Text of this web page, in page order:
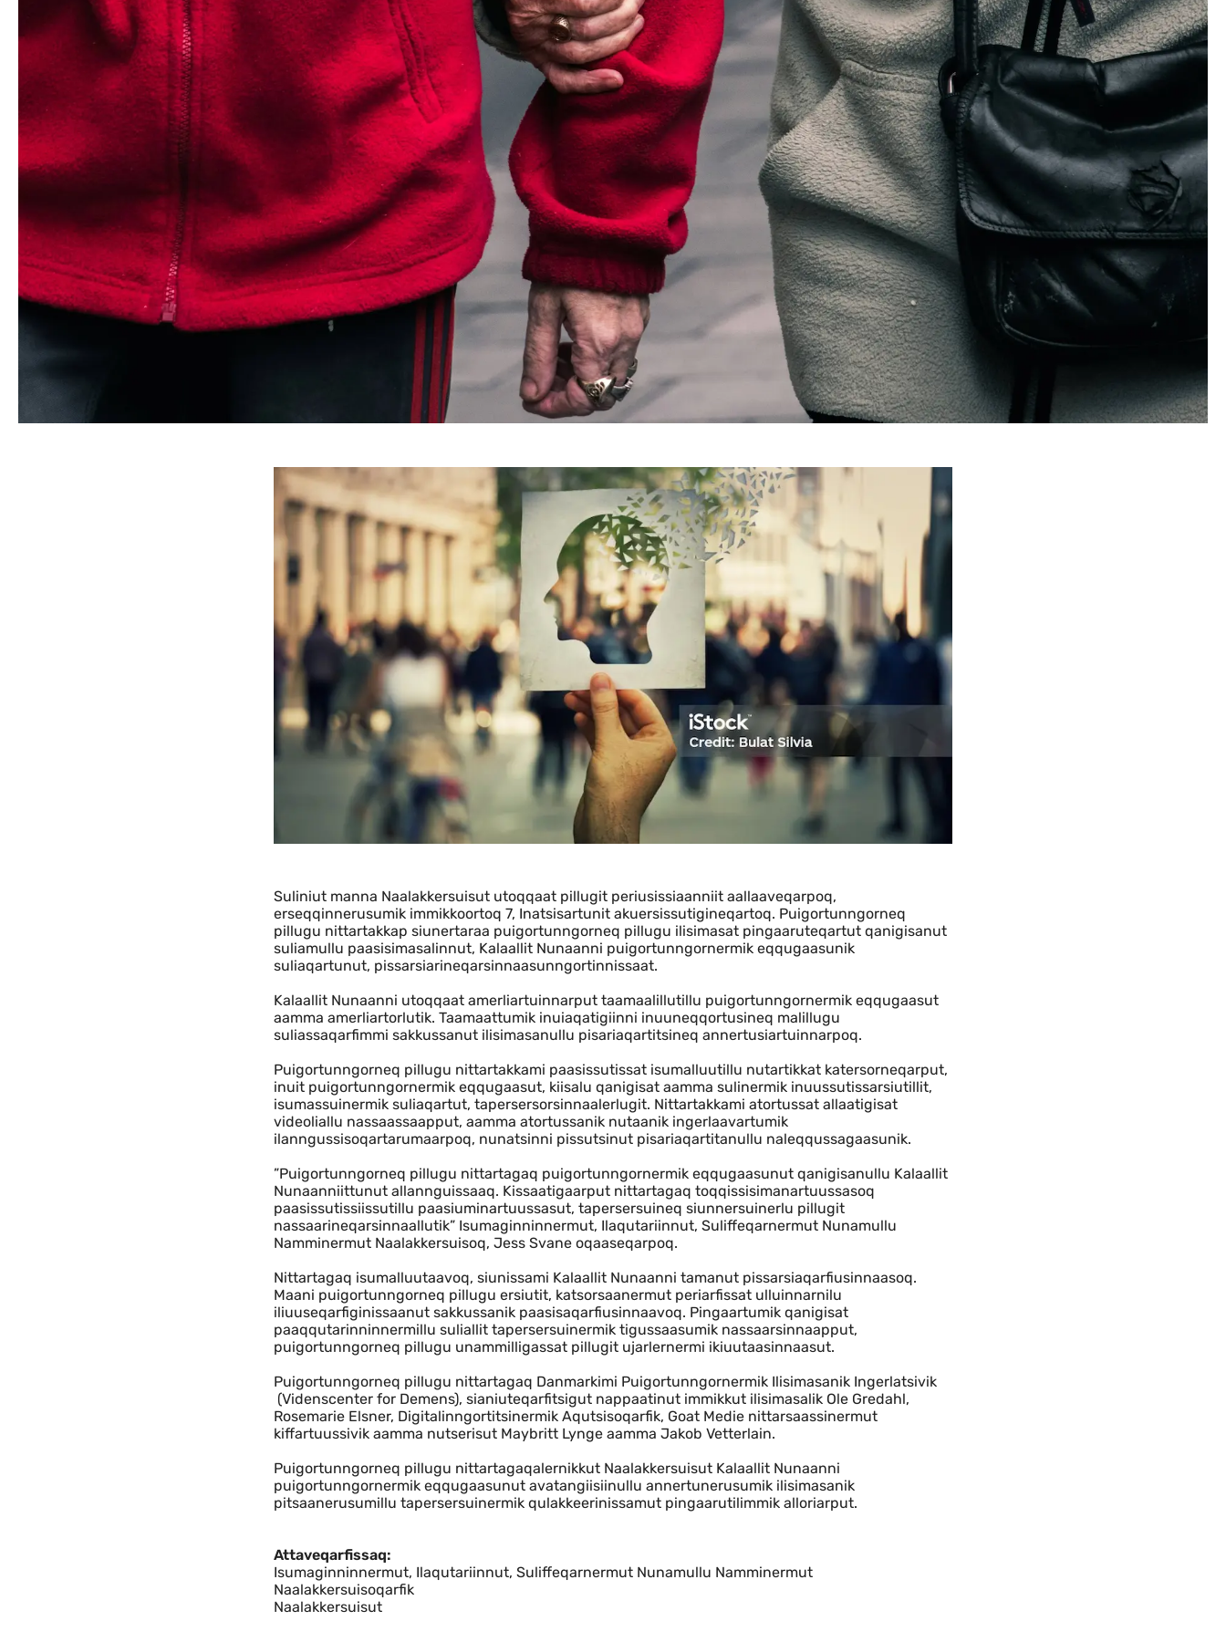
Suliniut manna Naalakkersuisut utoqqaat pillugit periusissiaanniit aallaaveqarpoq,
erseqqinnerusumik immikkoortoq 7, Inatsisartunit akuersissutigineqartoq. Puigortunngorneq
pillugu nittartakkap siunertaraa puigortunngorneq pillugu ilisimasat pingaaruteqartut qanigisanut
suliamullu paasisimasalinnut, Kalaallit Nunaanni puigortunngornermik eqqugaasunik
suliaqartunut, pissarsiarineqarsinnaasunngortinnissaat.
Kalaallit Nunaanni utoqqaat amerliartuinnarput taamaalillutillu puigortunngornermik eqqugaasut
aamma amerliartorlutik. Taamaattumik inuiaqatigiinni inuuneqqortusineq malillugu
suliassaqarfimmi sakkussanut ilisimasanullu pisariaqartitsineq annertusiartuinnarpoq.
Puigortunngorneq pillugu nittartakkami paasissutissat isumalluutillu nutartikkat katersorneqarput,
inuit puigortunngornermik eqqugaasut, kiisalu qanigisat aamma sulinermik inuussutissarsiutillit,
isumassuinermik suliaqartut, tapersersorsinnaalerlugit. Nittartakkami atortussat allaatigisat
videoliallu nassaassaapput, aamma atortussanik nutaanik ingerlaavartumik
ilanngussisoqartarumaarpoq, nunatsinni pissutsinut pisariaqartitanullu naleqqussagaasunik.
”Puigortunngorneq pillugu nittartagaq puigortunngornermik eqqugaasunut qanigisanullu Kalaallit
Nunaanniittunut allannguissaaq. Kissaatigaarput nittartagaq toqqissisimanartuussasoq
paasissutissiissutillu paasiuminartuussasut, tapersersuineq siunnersuinerlu pillugit
nassaarineqarsinnaallutik” Isumaginninnermut, Ilaqutariinnut, Suliffeqarnermut Nunamullu
Namminermut Naalakkersuisoq, Jess Svane oqaaseqarpoq.
Nittartagaq isumalluutaavoq, siunissami Kalaallit Nunaanni tamanut pissarsiaqarfiusinnaasoq.
Maani puigortunngorneq pillugu ersiutit, katsorsaanermut periarfissat ulluinnarnilu
iliuuseqarfiginissaanut sakkussanik paasisaqarfiusinnaavoq. Pingaartumik qanigisat
paaqqutarinninnermillu suliallit tapersersuinermik tigussaasumik nassaarsinnaapput,
puigortunngorneq pillugu unammilligassat pillugit ujarlernermi ikiuutaasinnaasut.
Puigortunngorneq pillugu nittartagaq Danmarkimi Puigortunngornermik Ilisimasanik Ingerlatsivik
(Videnscenter for Demens), sianiuteqarfitsigut nappaatinut immikkut ilisimasalik Ole Gredahl,
Rosemarie Elsner, Digitalinngortitsinermik Aqutsisoqarfik, Goat Medie nittarsaassinermut
kiffartuussivik aamma nutserisut Maybritt Lynge aamma Jakob Vetterlain.
Puigortunngorneq pillugu nittartagaqalernikkut Naalakkersuisut Kalaallit Nunaanni
puigortunngornermik eqqugaasunut avatangiisiinullu annertunerusumik ilisimasanik
pitsaanerusumillu tapersersuinermik qulakkeerinissamut pingaarutilimmik alloriarput.
Attaveqarfissaq:
Isumaginninnermut, Ilaqutariinnut, Suliffeqarnermut Nunamullu Namminermut
Naalakkersuisoqarfik
Naalakkersuisut